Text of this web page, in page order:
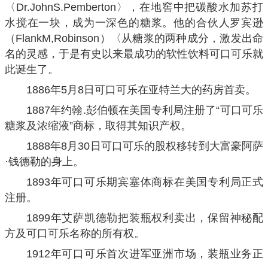
〈Dr.JohnS.Pemberton〉，在地窖中把碳酸水加苏打
水搅在一块，成为一深色的糖浆。他的合伙人罗宾逊
（FlankM,Robinson）〈从糖浆的两种成分，激发出命
名的灵感，于是有史以来最成功的软性饮料可口可乐就
此诞生了。
1886年5月8日可口可乐在亚特兰大的药房首卖。
1887年约翰.彭伯顿在美国专利局注册了“可口可乐
糖浆及浓缩液”商标，取得其知识产权。
1888年8月30日可口可乐的股权移转到大富豪阿萨
·钱德勒的身上。
1893年可口可乐期宾塞体商标在美国专利局正式
注册。
1899年艾萨凯德勒把装瓶权利卖出，保留神秘配
方及可口可乐名称的所有权。
1912年可口可乐首次进军亚洲市场，装瓶业务正